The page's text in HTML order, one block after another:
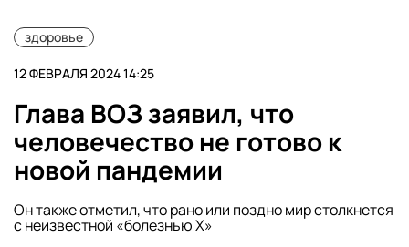
здоровье
12 ФЕВРАЛЯ 2024 14:25
Глава ВОЗ заявил, что
человечество не готово к
новой пандемии
Он также отметил, что рано или поздно мир столкнется
с неизвестной «болезнью X»